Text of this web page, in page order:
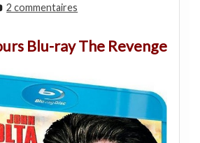
2 commentaires
Blu-ray The Revenge